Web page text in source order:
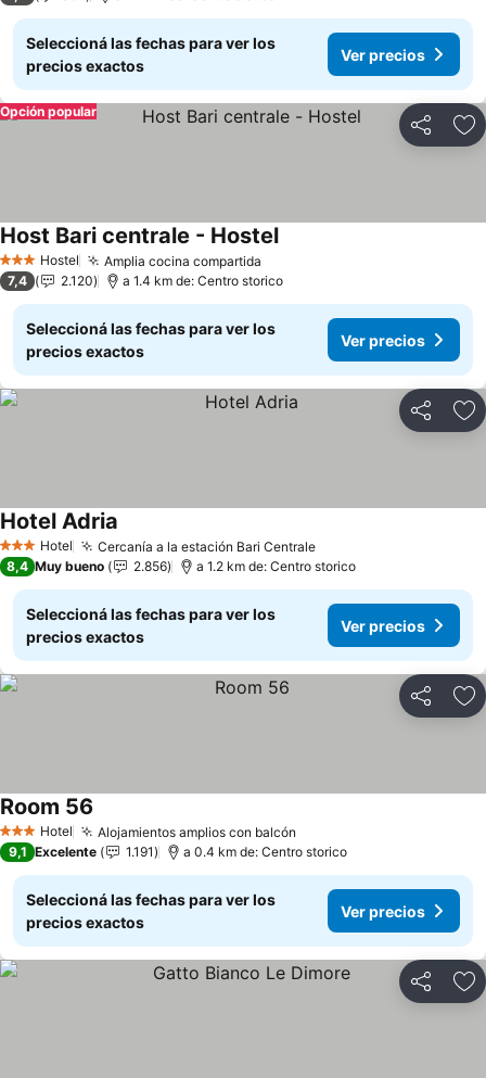
Seleccioná las fechas para ver los
precios exactos
Ver precios
Compartir
Opción popular
3 EstrellasHostel Amplia cocina compartida
Host Bari centrale - Hostel
7,4 2.120 a 1.4 km de: Centro storico
Seleccioná las fechas para ver los
precios exactos
Ver precios
Compartir
3 Estrellas
Hotel Cercanía a la estación Bari Centrale
Hotel Adria
8,4 Muy bueno 2.856 a 1.2 km de: Centro storico
Seleccioná las fechas para ver los
precios exactos
Ver precios
Compartir
3 Estrellas
Hotel Alojamientos amplios con balcón
Room 56
9,1 Excelente 1.191 a 0.4 km de: Centro storico
Seleccioná las fechas para ver los
precios exactos
Ver precios
Compartir